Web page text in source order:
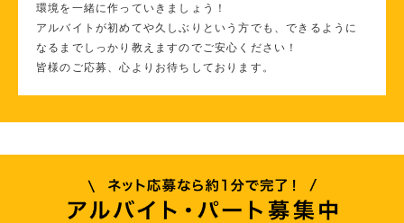
環境を一緒に作っていきましょう！
アルバイトが初めてや久しぶりという方でも、できるように
なるまでしっかり教えますのでご安心ください！
皆様のご応募、心よりお待ちしております。